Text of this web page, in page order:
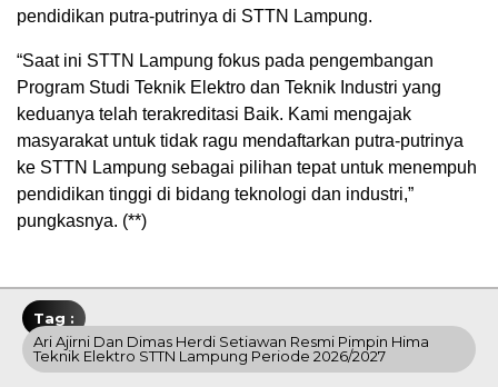
pendidikan putra-putrinya di STTN Lampung.
“Saat ini STTN Lampung fokus pada pengembangan
Program Studi Teknik Elektro dan Teknik Industri yang
keduanya telah terakreditasi Baik. Kami mengajak
masyarakat untuk tidak ragu mendaftarkan putra-putrinya
ke STTN Lampung sebagai pilihan tepat untuk menempuh
pendidikan tinggi di bidang teknologi dan industri,”
pungkasnya. (**)
Tag :
Ari Ajirni Dan Dimas Herdi Setiawan Resmi Pimpin Hima
Teknik Elektro STTN Lampung Periode 2026/2027